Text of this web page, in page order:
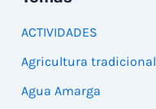
ACTIVIDADES
Agricultura tradicional
Agua Amarga